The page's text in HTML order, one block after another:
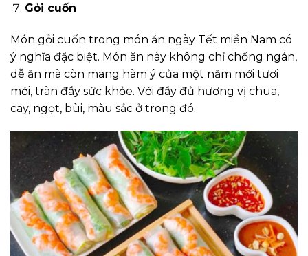
Gỏi cuốn
Món gỏi cuốn trong món ăn ngày Tết miền Nam có
ý nghĩa đặc biệt. Món ăn này không chỉ chống ngán,
dễ ăn mà còn mang hàm ý của một năm mới tươi
mới, tràn đầy sức khỏe. Với đầy đủ hương vị chua,
cay, ngọt, bùi, màu sắc ở trong đó.